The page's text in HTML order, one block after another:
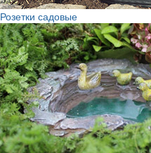
Розетки садовые